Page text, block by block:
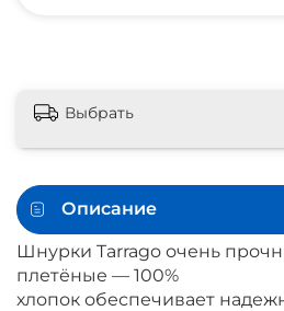
Выбрать
Описание
Шнурки Tarrago очень
плетёные — 100%
хлопок обеспечивает